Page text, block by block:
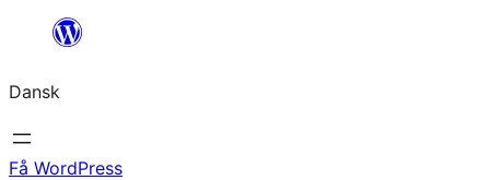
Spring
indhold
Dansk
Få WordPress